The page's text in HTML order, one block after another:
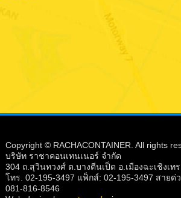
Copyright © RACHACONTAINER. All rights
บริษัท ราชาคอนเทนเนอร์ จำกัด
304 ถ.สุวินทวงศ์ ต.บางตีนเป็ด อ.เมืองฉะเชิงเท
โทร. 02-195-3497 แฟ็กส์: 02-195-3497 สายด่
081-816-8546